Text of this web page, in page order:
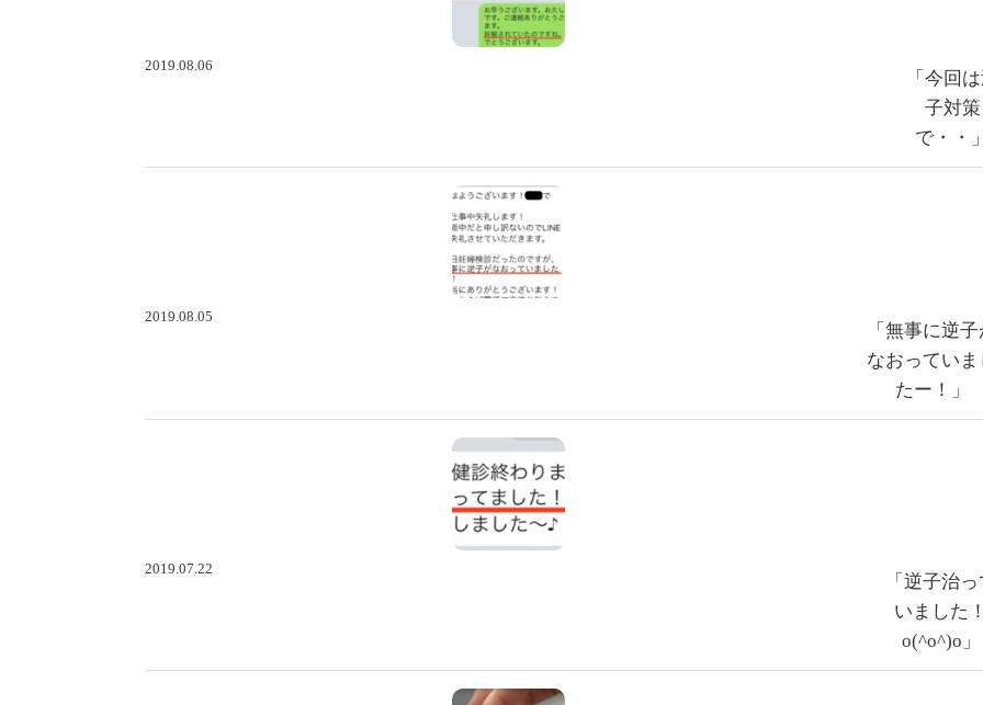
2019.08.06
「今回
子対策
で・・」
2019.08.05
「無事に逆
なおっていま
たー！」
2019.07.22
「逆子治っ
いました！
o(^o^)o」